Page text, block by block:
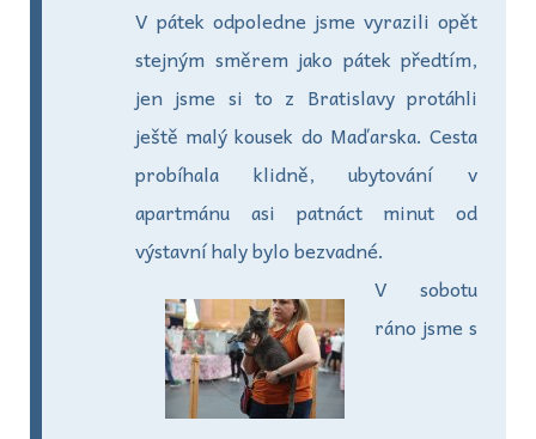
V pátek odpoledne jsme vyrazili opět
stejným směrem jako pátek předtím,
jen jsme si to z Bratislavy protáhli
ještě malý kousek do Maďarska. Cesta
probíhala klidně, ubytování v
apartmánu asi patnáct minut od
výstavní haly bylo bezvadné.
V sobotu
ráno jsme s